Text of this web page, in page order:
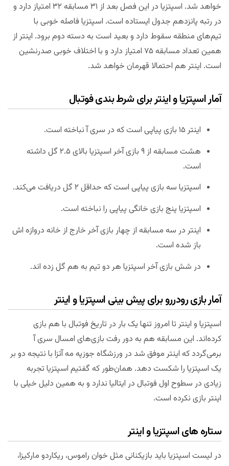
خواهد شد. اسپتزیا در این فصل بعد از ۳۱ مسابقه ۳۲ امتیاز دارد و
در رتبه پانزدهم جدول ایستاده است. اسپتزیا فاصله خوبی با
تیم‌های منطقه سقوط دارد و بعید است به دسته دوم برود. اینتر از
همین تعداد مسابقه ۷۵ امتیاز دارد و با اختلاف خوبی صدرنشین
است. اینتر هم احتمالا قهرمان خواهد شد.
آمار اسپتزیا و اینتر برای شرط بندی فوتبال
اینتر ۱۵ بازی پیاپی است که در سری آ نباخته است.
هشت مسابقه از ۹ بازی آخر اسپتزیا بالای ۲.۵ گل داشته
است.
اسپتزیا سه بازی پیاپی است که حداقل ۲ گل دریافت می‌کند.
اسپتزیا پنج بازی خانگی پیاپی را نباخته است.
اینتر در سه مسابقه از چهار بازی آخر خارج از خانه دروازه اش
باز شده است.
در شش بازی آخر اسپتزیا هر دو تیم به هم گل زده اند.
آمار بازی رودررو برای پیش بینی اسپتزیا و اینتر
اسپتزیا و اینتر تا امروز تنها یک بار در تاریخ فوتبال با هم بازی
کرده‌اند. این مسابقه هم به دور رفت بازی‌های امسال سری آ
برمی‌گردد که اینتر موفق شد در ورزشگاه جوزپه مه آتزا با نتیجه دو بر
یک اسپتزیا را شکست دهد. همان‌طور که گفتیم اسپتزیا تجربه
زیادی در سطوح اول فوتبال در ایتالیا ندارد و به همین دلیل خیلی با
اینتر بازی نکرده است.
ستاره های اسپتزیا و اینتر
در لیست اسپتزیا باید بازیکنانی مثل خوان راموس، ریکاردو مارکیزا،